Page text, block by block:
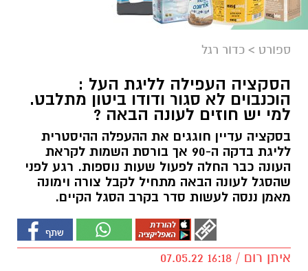
ספורט > כדור רגל
הסקציה העפילה לליגת העל :
הוכנבוים לא סגור ודודו ביטון מתלבט.
למי יש חוזים לעונה הבאה ?
בסקציה עדיין חוגגים את ההעפלה ההיסטרית
לליגת בדקה ה-90 אך בורסת השמות לקראת
העונה כבר החלה לפעול שעות נוספות. רגע לפני
שהסגל לעונה הבאה מתחיל לקבל צורה וימונה
מאמן ננסה לעשות סדר בקרב הסגל הקיים.
איתן רום / 16:18 07.05.22